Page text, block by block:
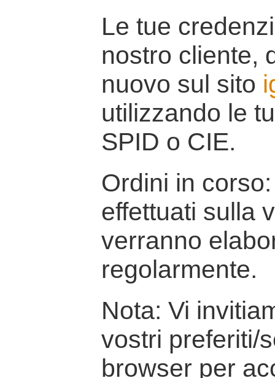
Le tue
nostro cliente,
nuovo sul sito
utilizzando le
SPID o CIE.
Ordini in
effettuati sulla
verranno
regolarmente.
Nota: Vi
vostri preferiti/
browser per